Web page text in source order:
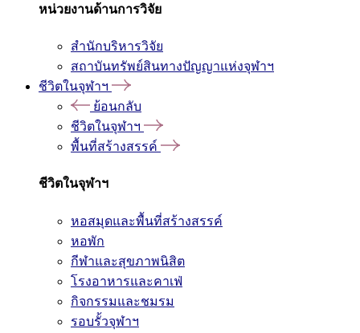
หน่วยงานด้านการวิจัย
สำนักบริหารวิจัย
สถาบันทรัพย์สินทางปัญญาแห่งจุฬาฯ
ชีวิตในจุฬาฯ
ย้อนกลับ
ชีวิตในจุฬาฯ
พื้นที่สร้างสรรค์
ชีวิตในจุฬาฯ
หอสมุดและพื้นที่สร้างสรรค์
หอพัก
กีฬาและสุขภาพนิสิต
โรงอาหารและคาเฟ่
กิจกรรมและชมรม
รอบรั้วจุฬาฯ